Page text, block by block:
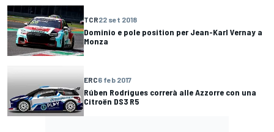
TCR22 set 2018
Dominio e pole position per Jean-Karl Vernay a
Monza
ERC6 feb 2017
Rúben Rodrigues correrà alle Azzorre con una
Citroën DS3 R5